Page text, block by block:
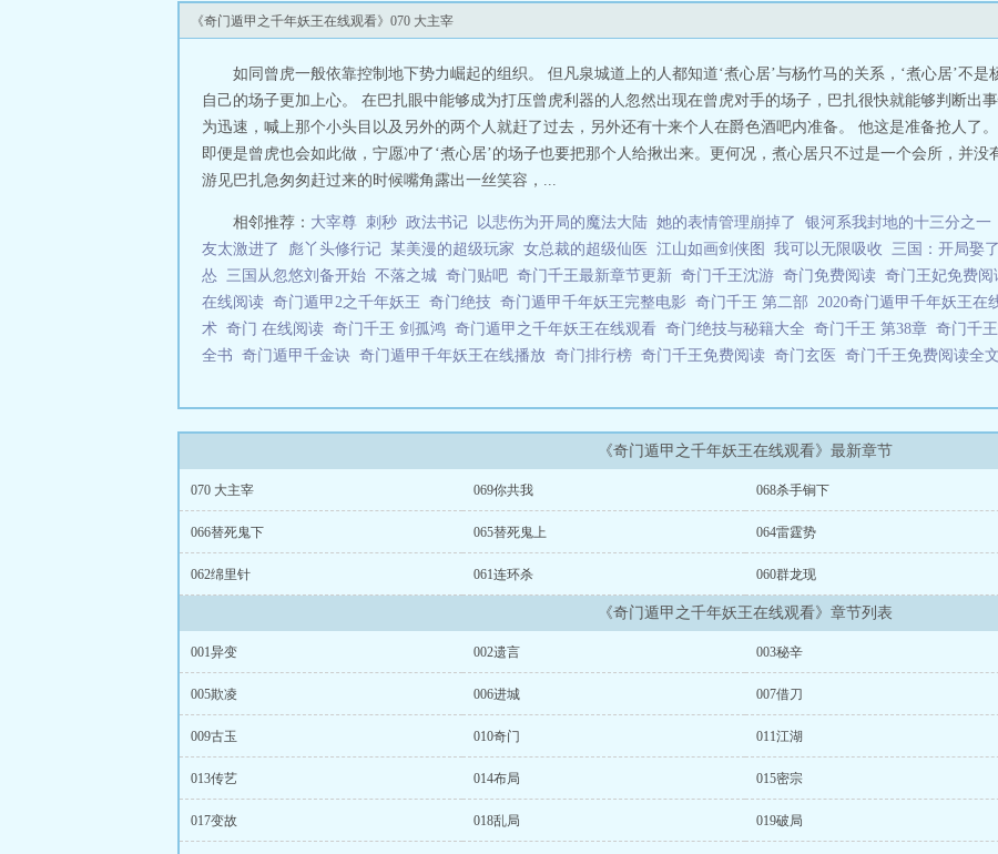
《奇门遁甲之千年妖王在线观看》070 大主宰
如同曾虎一般依靠控制地下势力崛起的组织。 但凡泉城道上的人都知道‘煮心居’与杨竹马的关系，‘煮心居’不
自己的场子更加上心。 在巴扎眼中能够成为打压曾虎利器的人忽然出现在曾虎对手的场子，巴扎很快就能够判断出
为迅速，喊上那个小头目以及另外的两个人就赶了过去，另外还有十来个人在爵色酒吧内准备。 他这是准备抢人了
即便是曾虎也会如此做，宁愿冲了‘煮心居’的场子也要把那个人给揪出来。更何况，煮心居只不过是一个会所，并没
游见巴扎急匆匆赶过来的时候嘴角露出一丝笑容，...
相邻推荐： 大宰尊 刺秒 政法书记 以悲伤为开局的魔法大陆 她的表情管理崩掉了 银河系我封地的十三分之一
友太激进了
彪丫头修行记 某美漫的超级玩家 女总裁的超级仙医 江山如画剑侠图 我可以无限吸收 三国：开局娶
怂
三国从忽悠刘备开始 不落之城 奇门贴吧 奇门千王最新章节更新 奇门千王沈游 奇门免费阅读 奇门王妃免费阅
在线阅读 奇门遁甲2之千年妖王 奇门绝技 奇门遁甲千年妖王完整电影 奇门千王 第二部 2020奇门遁甲千年妖王在
术 奇门 在线阅读 奇门千王 剑孤鸿 奇门遁甲之千年妖王在线观看 奇门绝技与秘籍大全 奇门千王 第38章 奇门千
全书 奇门遁甲千金诀 奇门遁甲千年妖王在线播放 奇门排行榜 奇门千王免费阅读 奇门玄医 奇门千王免费阅读全
《奇门遁甲之千年妖王在线观看》最新章节
070 大主宰 069你共我 068杀手锏下
066替死鬼下 065替死鬼上 064雷霆势
062绵里针 061连环杀 060群龙现
《奇门遁甲之千年妖王在线观看》章节列表
001异变 002遗言 003秘辛
005欺凌 006进城 007借刀
009古玉 010奇门 011江湖
013传艺 014布局 015密宗
017变故 018乱局 019破局